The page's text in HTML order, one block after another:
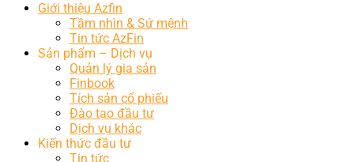
Giới thiệu Azfin
Tầm nhìn & Sứ mệnh
Tin tức AzFin
Sản phẩm – Dịch vụ
Quản lý gia sản
Finbook
Tích sản cổ phiếu
Đào tạo đầu tư
Dịch vụ khác
Kiến thức đầu tư
Tin tức